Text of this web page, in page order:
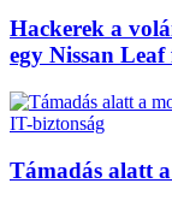
Hackerek a
egy Nissan Leaf
IT-biztonság
Támadás alatt